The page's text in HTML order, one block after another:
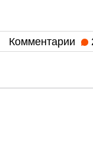
Комментарии